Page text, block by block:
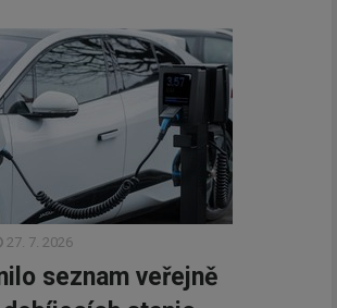
27. 7. 2026
seznam veřejně